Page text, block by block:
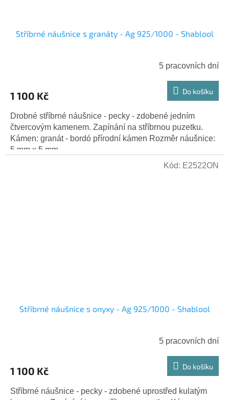
Stříbrné náušnice s granáty - Ag 925/1000 - Shablool
5 pracovních dní
1 100 Kč Do košíku
Drobné stříbrné náušnice - pecky - zdobené jedním
čtvercovým kamenem. Zapínání na stříbrnou puzetku.
Kámen: granát - bordó přírodní kámen Rozměr náušnice:
5 mm x 5 mm...
Stříbrné náušnice s onyxy - Ag 925/1000 - Shablool
5 pracovních dní
1 100 Kč Do košíku
Stříbrné náušnice - pecky - zdobené uprostřed kulatým
Kód: E2522ON